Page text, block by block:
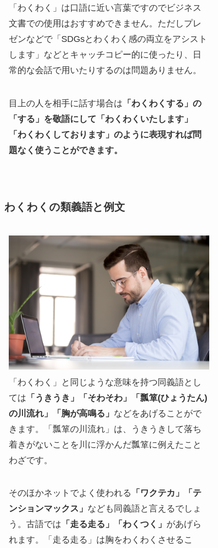
「わくわく」は口語に近い言葉ですのでビジネス
文書での使用はおすすめできません。ただしプレ
ゼンなどで「SDGsとわくわく感の両立をアシスト
します」などとキャッチコピー的に使ったり、日
常的な会話で用いたりするのは問題ありません。
目上の人を相手に話す場合は 「わくわくする」の
「する」を敬語にして「わくわくいたします」
「わくわくしております」のように表現すれば問
題なく使うことができます。
わくわくの類義語と例文
「わくわく」と同じような意味を持つ同義語とし
ては 「うきうき」「そわそわ」「瓢箪(ひょうたん)
の川流れ」「胸が高鳴る」 などをあげることがで
きます。「瓢箪の川流れ」は、うきうきして落ち
着きがないことを川に浮かんだ瓢箪に例えたこと
わざです。
そのほかネットでよく使われる 「ワクテカ」「テ
ンションマックス」 なども同義語と言えるでしょ
う。古語では 「走る走る」「わくつく」 があげら
れます。「走る走る」は胸をわくわくさせるこ